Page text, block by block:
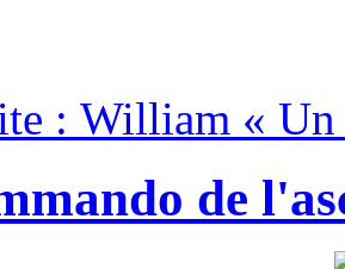
: William « Un
de